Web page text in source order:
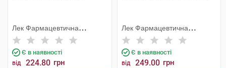
Лек Фармацевтична
компанія
Є в наявності
від 224.80 грн
Лек Фармацевтична
компанія
Є в наявності
від 249.00 грн